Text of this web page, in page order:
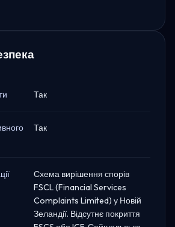
Так
Так
Схема вирішення спорів
FSCL (Financial Services
Complaints Limited) у Новій
Зеландії. Відсутнє покриття